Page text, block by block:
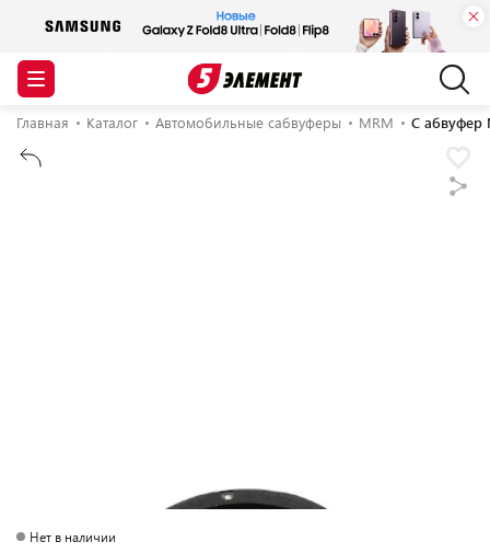
Главная Каталог Автомобильные сабвуферы MRM С абвуфер
Нет в наличии